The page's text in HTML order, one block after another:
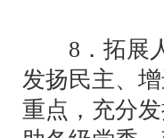
8．拓展人
发扬民主、
重点，充分